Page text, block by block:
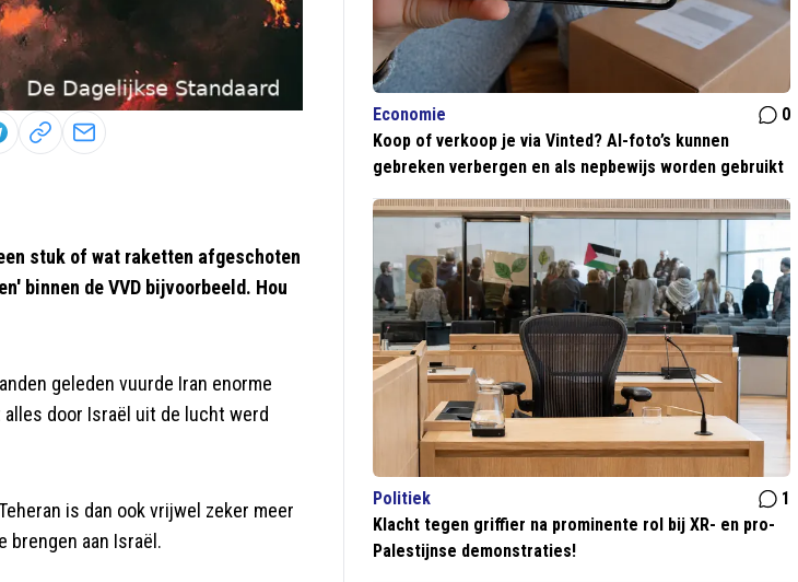
stuk of wat raketten afgeschoten
binnen de VVD bijvoorbeeld. Hou
geleden vuurde Iran enorme
door Israël uit de lucht werd
is dan ook vrijwel zeker meer
brengen aan Israël.
Economie
0
Koop of verkoop je via Vinted? AI-foto’s kunnen
gebreken verbergen en als nepbewijs worden gebruikt
Politiek
1
Klacht tegen griffier na prominente rol bij XR- en pro-
Palestijnse demonstraties!